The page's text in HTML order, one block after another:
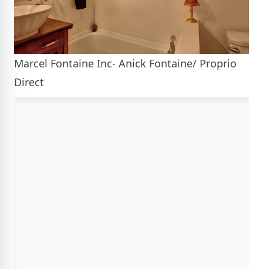
Marcel Fontaine Inc- Anick Fontaine/ Proprio
Direct